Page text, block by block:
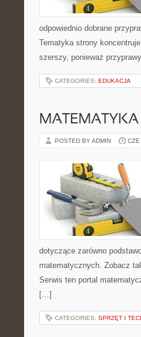
odpowiednio dobrane
Tematyka strony
szerszy, ponieważ
CATEGORIES: EDUKACJA
POSTED BY ADMIN
dotyczące zarówno
matematycznych. Zobacz
Serwis ten portal
[…]
CATEGORIES: SPRZĘT I